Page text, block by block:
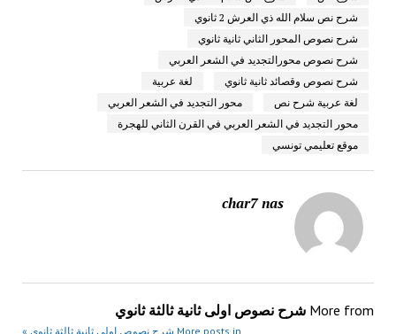
شرح نص سلام الله ذي العرش 2 ثانوي
شرح نصوص المحور الثاني ثانية ثانوي
شرح نصوص محورالتجديد في الشعر العربي
شرح نصوص وقصائد ثانية ثانوي
لغة عربية
لغة عربية شرح نص
محور التجديد في الشعر العربي
محور التجديد في الشعر العربي في القرن الثاني للهجرة
موقع تعليمي تونسي
char7 nas
More from شرح نصوص اولى ثانية ثالثة ثانوي
More posts in شرح نصوص اولى ثانية ثالثة ثانوي »